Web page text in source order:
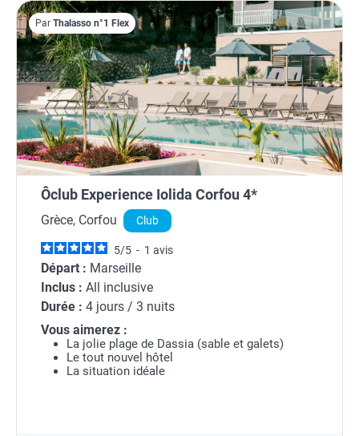
Par Thalasso n°1 Flex
Ôclub Experience Iolida Corfou 4*
Grèce, Corfou Club
5/5 - 1 avis
Départ : Marseille
Inclus : All inclusive
Durée : 4 jours / 3 nuits
Vous aimerez :
La jolie plage de Dassia (sable et galets)
Le tout nouvel hôtel
La situation idéale